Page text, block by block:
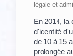
légale et
En 2014, la
d'identité
de 10 à 15
prolongée